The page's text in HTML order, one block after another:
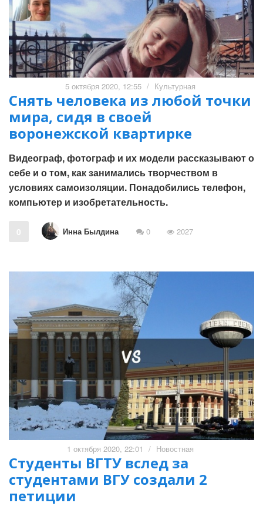
5 октября 2020, 12:55 / Культурная
Снять человека из любой точки
мира, сидя в своей
воронежской квартирке
Видеограф, фотограф и их модели рассказывают о
себе и о том, как занимались творчеством в
условиях самоизоляции. Понадобились телефон,
компьютер и изобретательность.
0 Инна Былдина 0 2027
1 октября 2020, 22:01 / Новостная
Студенты ВГТУ вслед за
студентами ВГУ создали 2
петиции